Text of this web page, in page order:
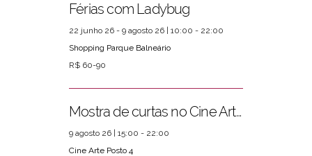
Férias com Ladybug
22 junho 26 - 9 agosto 26 | 10:00 - 22:00
Shopping Parque Balneário
R$ 60-90
Mostra de curtas no Cine Arte Posto 4
9 agosto 26 | 15:00 - 22:00
Cine Arte Posto 4